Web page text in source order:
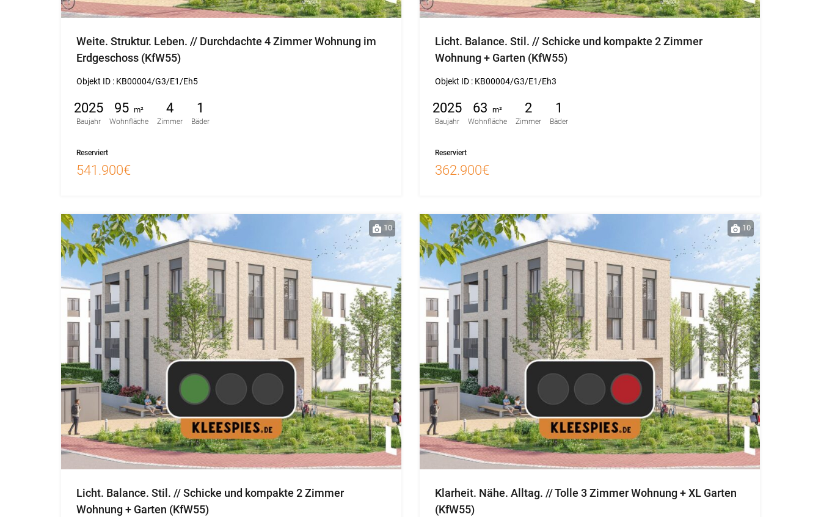
Weite. Struktur. Leben. // Durchdachte 4 Zimmer Wohnung im
Erdgeschoss (KfW55)
Objekt ID : KB00004/G3/E1/Eh5
Baujahr
2025
Wohnfläche
95 m²
Zimmer
4
Bäder
1
Reserviert
541.900€
Licht. Balance. Stil. // Schicke und kompakte 2 Zimmer
Wohnung + Garten (KfW55)
Objekt ID : KB00004/G3/E1/Eh3
Baujahr
2025
Wohnfläche
63 m²
Zimmer
2
Bäder
1
Reserviert
362.900€
10
Licht. Balance. Stil. // Schicke und kompakte 2 Zimmer
Wohnung + Garten (KfW55)
10
Verkauft
Klarheit. Nähe. Alltag. // Tolle 3 Zimmer Wohnung + XL Garten
(KfW55)